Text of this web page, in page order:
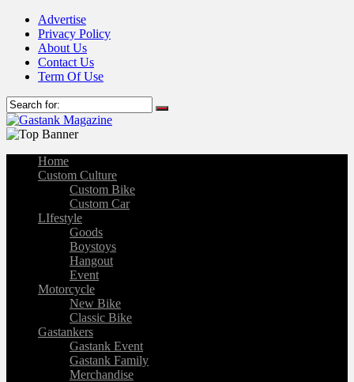
Advertise
Privacy Policy
About Us
Contact Us
Term Of Use
Home
Custom Culture
Custom Bike
Custom Car
LIfestyle
Goods
Boystoys
Hangout
Event
Motorcycle
New Bike
Classic Bike
Gastankers
Gastank Event
Gastank Family
Merchandise